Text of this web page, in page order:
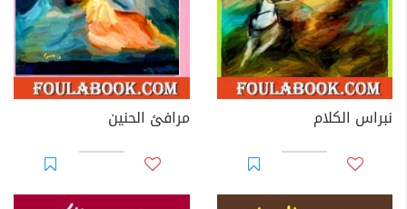
نبراس الكلام مرافئ الحنين